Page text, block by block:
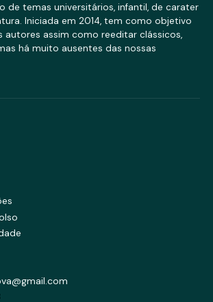
de temas universitários, infantil, de carater
Iniciada em 2014, tem como objetivo
autores assim como reeditar clássicos,
há muito ausentes das nossas